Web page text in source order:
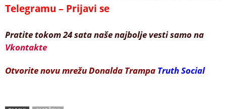
Telegramu – Prijavi se
Pratite tokom 24 sata naše najbolje vesti samo na
Vkontakte
Otvorite novu mrežu Donalda Trampa Truth Social